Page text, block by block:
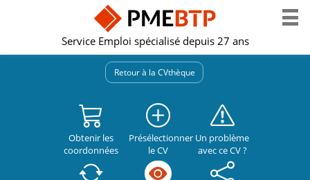
Service Emploi spécialisé depuis 27 ans
Retour à la CVthèque
Obtenir les
coordonnées
Présélectionner
le CV
Un problème
avec ce CV ?